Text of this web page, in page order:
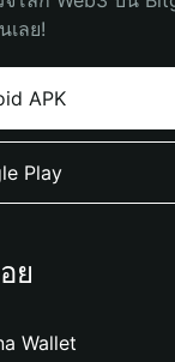
เลย!
APK
Play
ย
Wallet